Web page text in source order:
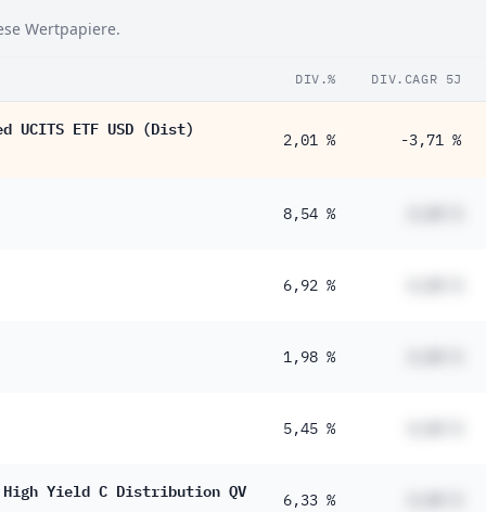
Wertpapiere.
DIV.% DIV.CAGR 5J
UCITS ETF USD (Dist)
2,01 % -3,71 %
8,54 %
6,92 %
1,98 %
5,45 %
High Yield C Distribution QV 6,33 %